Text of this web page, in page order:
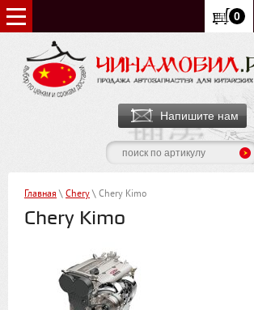
0
Напишите нам
Главная \ Chery \ Chery Kimo
Chery Kimo